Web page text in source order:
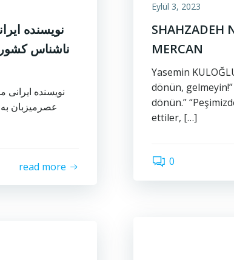
نویسنده
ناشناس
نویسنده
عصرمیزبان به
read more
Eylül 3, 2023
SHAHZADEH
MERCAN
Yasemin
dönün,
dönün.”
ettiler, […]
0